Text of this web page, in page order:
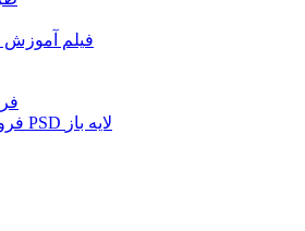
فیلم آموزش
فروش
فروش ویژه ۳۰۰ فایل PSD لایه باز